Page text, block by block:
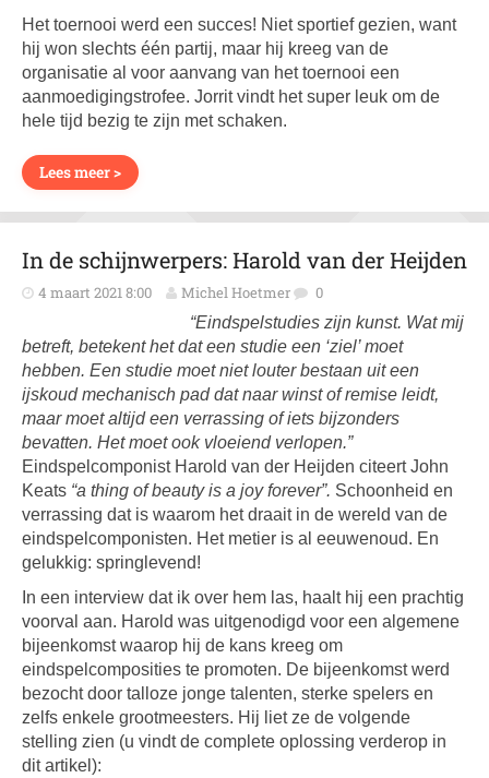
Het toernooi werd een succes! Niet sportief gezien, want
hij won slechts één partij, maar hij kreeg van de
organisatie al voor aanvang van het toernooi een
aanmoedigingstrofee. Jorrit vindt het super leuk om de
hele tijd bezig te zijn met schaken.
Lees meer >
In de schijnwerpers: Harold van der Heijden
4 maart 2021 8:00 Michel Hoetmer 0
“Eindspelstudies zijn kunst. Wat mij
betreft, betekent het dat een studie een ‘ziel’ moet
hebben. Een studie moet niet louter bestaan uit een
ijskoud mechanisch pad dat naar winst of remise leidt,
maar moet altijd een verrassing of iets bijzonders
bevatten. Het moet ook vloeiend verlopen.”
Eindspelcomponist Harold van der Heijden citeert John
Keats “a thing of beauty is a joy forever”. Schoonheid en
verrassing dat is waarom het draait in de wereld van de
eindspelcomponisten. Het metier is al eeuwenoud. En
gelukkig: springlevend!
In een interview dat ik over hem las, haalt hij een prachtig
voorval aan. Harold was uitgenodigd voor een algemene
bijeenkomst waarop hij de kans kreeg om
eindspelcomposities te promoten. De bijeenkomst werd
bezocht door talloze jonge talenten, sterke spelers en
zelfs enkele grootmeesters. Hij liet ze de volgende
stelling zien (u vindt de complete oplossing verderop in
dit artikel):